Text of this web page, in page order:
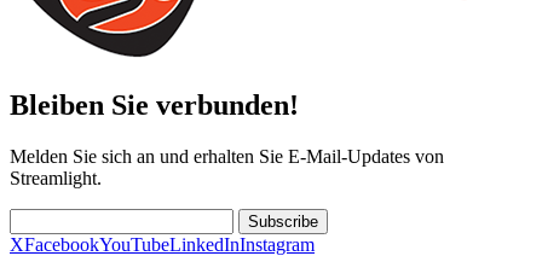
Bleiben Sie verbunden!
Melden Sie sich an und erhalten Sie E-Mail-Updates von
Streamlight.
Subscribe
XFacebookYouTubeLinkedInInstagram